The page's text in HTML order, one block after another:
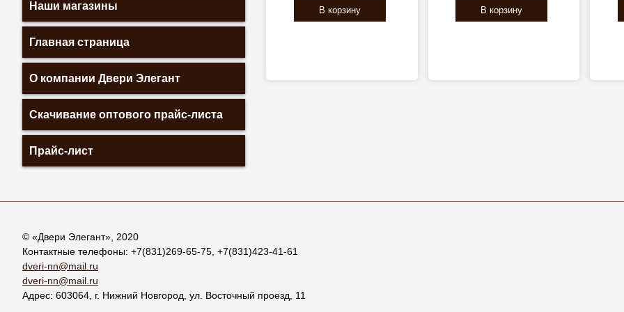
Наши магазины
Главная страница
О компании Двери Элегант
Скачивание оптового прайс-листа
Прайс-лист
В корзину В корзину
© «Двери Элегант», 2020
Контактные телефоны: +7(831)269-65-75 +7(831)423-41-61
dveri-nn@mail.ru
dveri-nn@mail.ru
Адрес: 603064 , г. Нижний Новгород ул. Восточный проезд, 11